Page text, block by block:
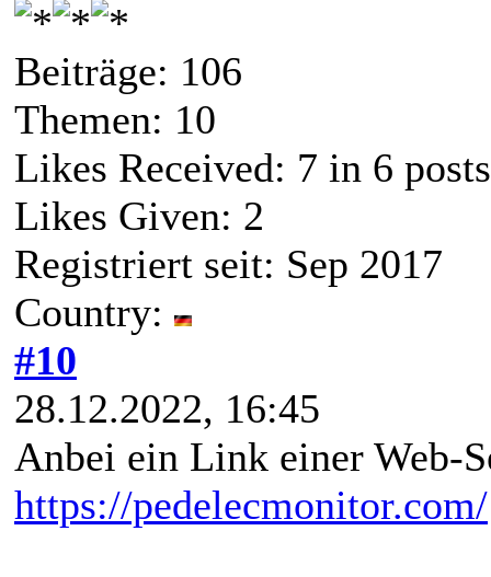
Beiträge: 106
Themen: 10
Likes Received: 7 in 6 posts
Likes Given: 2
Registriert seit: Sep 2017
Country:
#10
28.12.2022, 16:45
Anbei ein Link einer Web-
https://pedelecmonitor.com/